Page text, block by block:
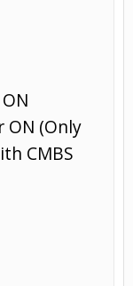
ON (Only
CMBS